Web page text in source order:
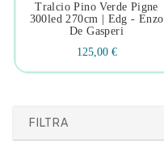
Tralcio Pino Verde Pigne
300led 270cm | Edg - Enzo
De Gasperi
125,00 €
FILTRA